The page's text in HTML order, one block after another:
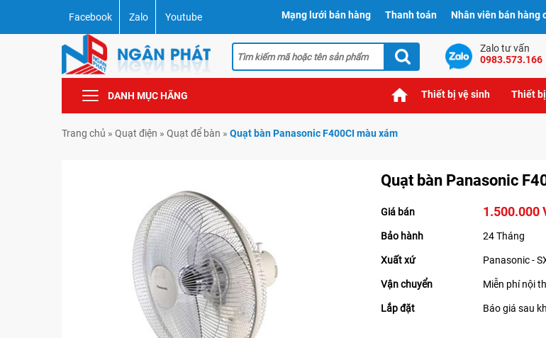
Facebook Zalo Youtube Mạng lưới bán hàng Thanh toán Nhân viên bán hàng
Zalo tư vấn
0983.573.166
DANH MỤC HÃNG Thiết bị vệ sinh Thiết
Trang chủ » Quạt điện » Quạt để bàn » Quạt bàn Panasonic F400CI màu xám
Quạt bàn Panasonic
Giá bán 1.500.000
Bảo hành 24 Tháng
Xuất xứ Panasonic -
Vận chuyển Miễn phí nội
Lắp đặt Báo giá sau